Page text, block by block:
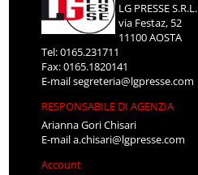
LG PRESSE S.R.L.
via Festaz, 52
11100 AOSTA
Tel: 0165.231711
Fax: 0165.1820141
E-mailsegreteria@lgpresse.com
RESPONSABILE DI AGENZIA
Arianna Gori Chisari
E-maila.chisari@lgpresse.com
Account